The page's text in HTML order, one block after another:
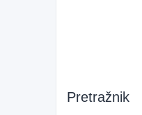
Pretražnik